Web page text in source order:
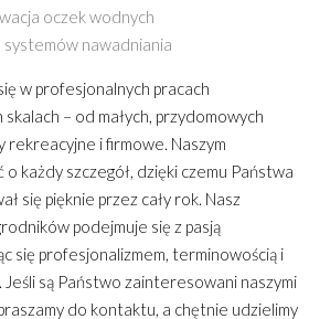
oczek wodnych
nawadniania
w profesjonalnych pracach
– od małych, przydomowych
i firmowe. Naszym
każdy szczegół, dzięki czemu Państwa
się pięknie przez cały rok. Nasz
podejmuje się z pasją
się profesjonalizmem, terminowością i
Jeśli są Państwo zainteresowani naszymi
do kontaktu, a chętnie udzielimy